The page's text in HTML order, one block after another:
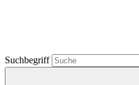
Suchbegriff